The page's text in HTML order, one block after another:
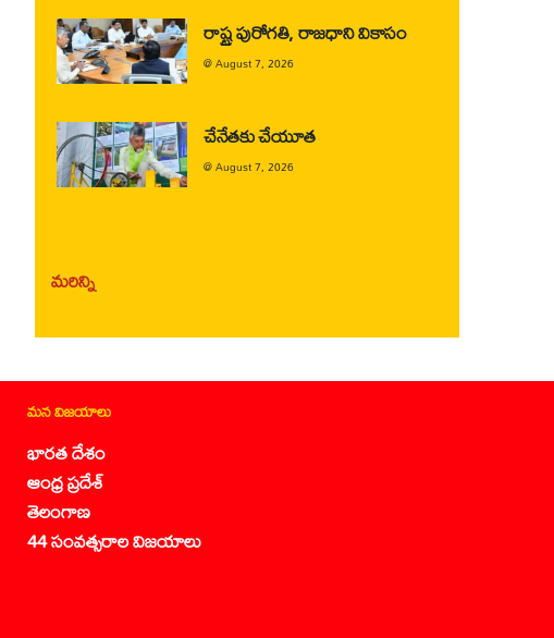
రాష్ట్ర పురోగతి, రాజధాని వికాసం
@August 7, 2026
చేనేతకు చేయూత
@August 7, 2026
మరిన్ని
మన విజయాలు
భారత దేశం
ఆంధ్ర ప్రదేశ్
తెలంగాణ
44 సంవత్సరాల విజయాలు